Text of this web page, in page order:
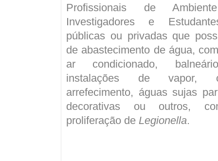
Profissionais de
Investigadores e
públicas ou privadas que
de abastecimento de água,
ar condicionado,
instalações de vapor,
arrefecimento, águas sujas
decorativas ou outros,
proliferação de Legionella.